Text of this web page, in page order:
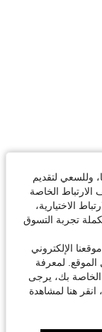
وللسعي لتقديم
الخاصة
الاختيارية،
تجربة التسوق
الإلكتروني
لمعرفة
الخاصة بك، يرجى
انقر هنا لمشاهدة